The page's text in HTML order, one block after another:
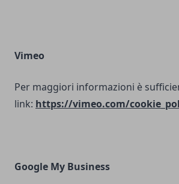
Vimeo
Per maggiori informazioni è
link: https://vimeo.com/
Google My Business